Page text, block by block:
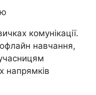
комунікації.
навчання,
напрямків